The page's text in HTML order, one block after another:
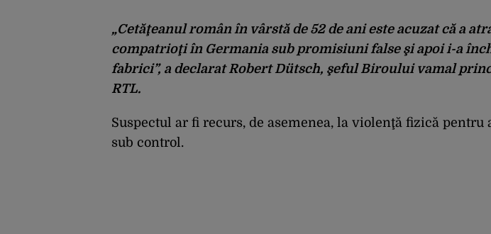
„Cetăţeanul român în vârstă de 52 de ani este acuzat că a
compatrioţi în Germania sub promisiuni false şi apoi i-a
fabrici”, a declarat Robert Dütsch, şeful Biroului vamal
RTL.
Suspectul ar fi recurs, de asemenea, la violenţă fizică
sub control.